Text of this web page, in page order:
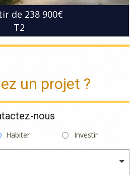
de 238 900€
T2
un projet ?
nous
Habiter Investir